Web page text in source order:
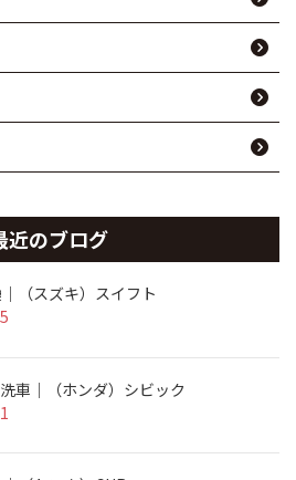
近のブログ
（スズキ）スイフト
車｜（ホンダ）シビック